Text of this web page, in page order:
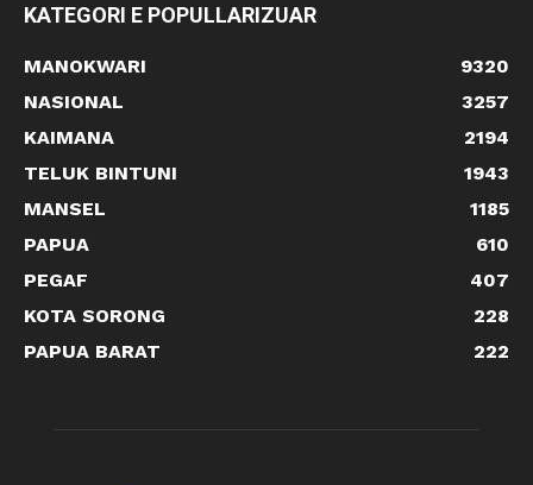
KATEGORI E POPULLARIZUAR
MANOKWARI
9320
NASIONAL
3257
KAIMANA
2194
TELUK BINTUNI
1943
MANSEL
1185
PAPUA
610
PEGAF
407
KOTA SORONG
228
PAPUA BARAT
222